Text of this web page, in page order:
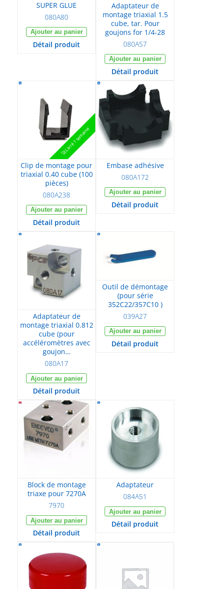
PCB Piezotronics
IMI
Endevco
Larson Davis
SUPER GLUE
080A80
Ajouter au panier
Détail produit
Adaptateur de
montage triaxial 1.5
cube, tar. Pour
goujons for 1/4-28
080A57
Ajouter au panier
Détail produit
🚀 Livré 1 semaine
Clip de montage pour
triaxial 0.40 cube (100
pièces)
080A238
Ajouter au panier
Détail produit
Embase adhésive
080A172
Ajouter au panier
Détail produit
Adaptateur de
montage triaxial 0.812
cube (pour
accéléromètres avec
goujon…
080A17
Ajouter au panier
Détail produit
Outil de démontage
(pour série
352C22/357C10 )
039A27
Ajouter au panier
Détail produit
Block de montage
triaxe pour 7270A
7970
Ajouter au panier
Détail produit
Adaptateur
084A51
Ajouter au panier
Détail produit